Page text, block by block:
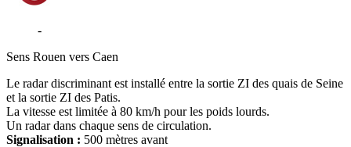
-
Sens Rouen vers Caen
Le radar discriminant est installé entre la sortie ZI des quais de Seine
et la sortie ZI des Patis.
La vitesse est limitée à 80 km/h pour les poids lourds.
Un radar dans chaque sens de circulation.
Signalisation : 500 mètres avant